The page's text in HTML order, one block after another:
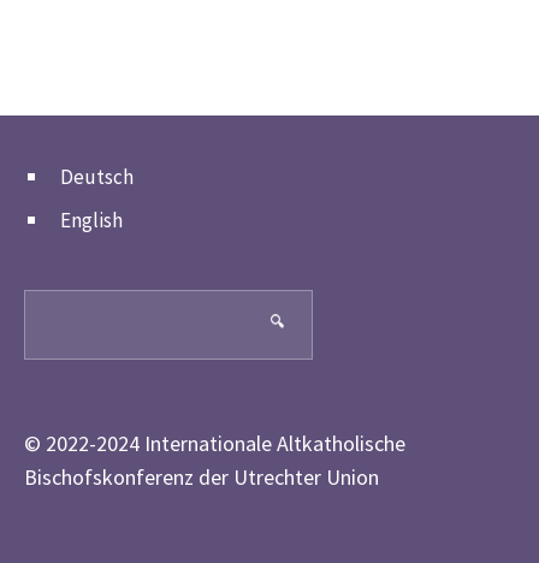
Deutsch
English
🔍
© 2022-2024 Internationale Altkatholische
Bischofskonferenz der Utrechter Union